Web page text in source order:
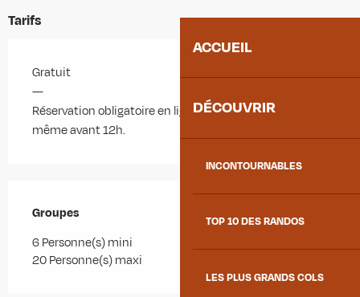
ACCUEIL
DÉCOUVRIR
INCONTOURNABLES
TOP 10 DES RANDOS
LES PLUS GRANDS COLS
Tarifs
Gratuit
—
Réservation obligatoire en ligne au plus tard le jour
même avant 12h.
Groupes
Groupes
6 Personne(s) mini
20 Personne(s) maxi